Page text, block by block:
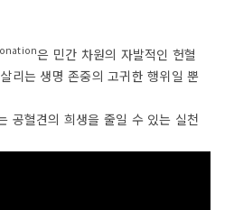
은 민간 차원의 자발적인 헌혈
리는 생명 존중의 고귀한 행위일 뿐
공혈견의 희생을 줄일 수 있는 실천